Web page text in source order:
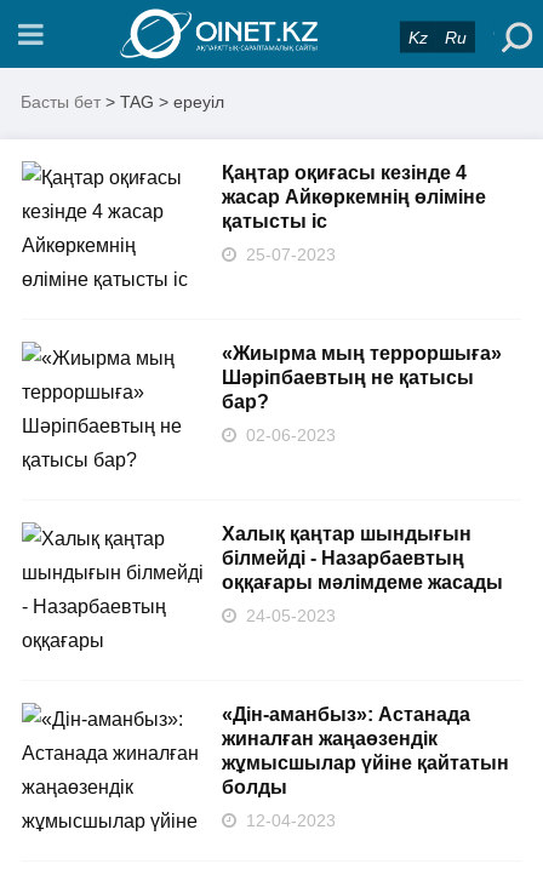
Kz Ru
Басты бет > TAG > ереуіл
Қаңтар оқиғасы кезінде 4
жасар Айкөркемнің өліміне
қатысты іс
25-07-2023
«Жиырма мың терроршыға»
Шәріпбаевтың не қатысы
бар?
02-06-2023
Халық қаңтар шындығын
білмейді - Назарбаевтың
оққағары мәлімдеме жасады
24-05-2023
«Дін-аманбыз»: Астанада
жиналған жаңаөзендік
жұмысшылар үйіне қайтатын
болды
12-04-2023